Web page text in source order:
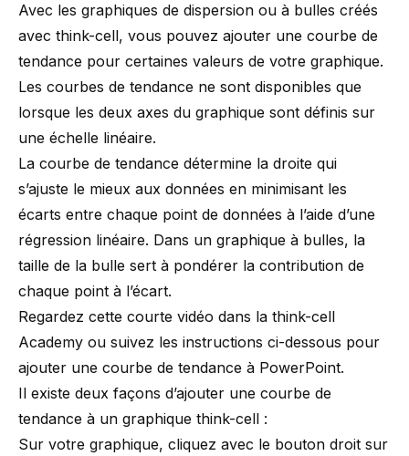
Avec les graphiques de dispersion ou à bulles créés
avec think-cell, vous pouvez ajouter une courbe de
tendance pour certaines valeurs de votre graphique.
Les courbes de tendance ne sont disponibles que
lorsque les deux axes du graphique sont définis sur
une échelle linéaire.
La courbe de tendance détermine la droite qui
s’ajuste le mieux aux données en minimisant les
écarts entre chaque point de données à l’aide d’une
régression linéaire. Dans un graphique à bulles, la
taille de la bulle sert à pondérer la contribution de
chaque point à l’écart.
Regardez cette courte vidéo dans la think-cell
Academy ou suivez les instructions ci-dessous pour
ajouter une courbe de tendance à PowerPoint.
Il existe deux façons d’ajouter une courbe de
tendance à un graphique think-cell :
Sur votre graphique, cliquez avec le bouton droit sur